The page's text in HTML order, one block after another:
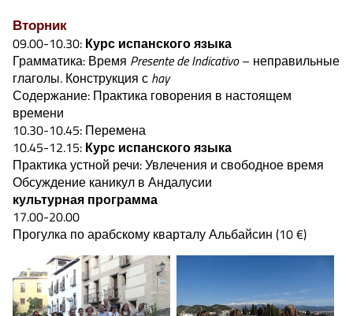
Вторник
09.00-10.30: Курс испанского языка
Грамматика: Время Presente de Indicativo– неправильные
глаголы. Конструкция с hay
Содержание: Практика говорения в настоящем
времени
10.30-10.45: Перемена
10.45-12.15: Курс испанского языка
Практика устной речи: Увлечения и свободное время
Обсуждение каникул в Андалусии
культурная программа
17.00-20.00
Прогулка по арабскому кварталу Альбайсин (10 €)